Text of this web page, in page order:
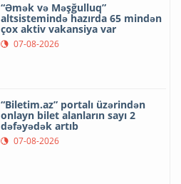
“Əmək və Məşğulluq”
altsistemində hazırda 65 mindən
çox aktiv vakansiya var
07-08-2026
“Biletim.az” portalı üzərindən
onlayn bilet alanların sayı 2
dəfəyədək artıb
07-08-2026